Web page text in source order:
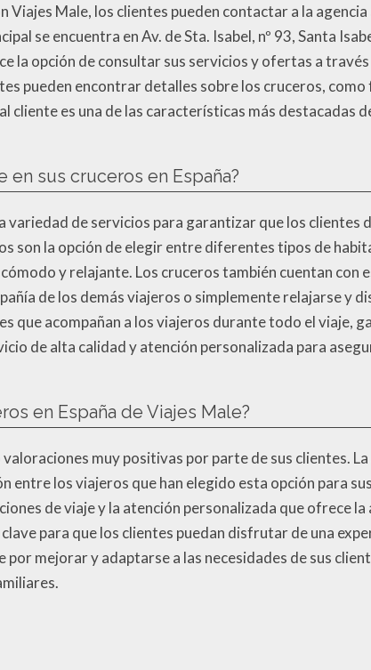
Viajes Male, los clientes pueden contactar a la
se encuentra en Av. de Sta. Isabel, nº 93, Santa
la opción de consultar sus servicios y ofertas a
pueden encontrar detalles sobre los cruceros, como
cliente es una de las características más destacadas
sus cruceros en España?
variedad de servicios para garantizar que los clientes
son la opción de elegir entre diferentes tipos de
y relajante. Los cruceros también cuentan con
de los demás viajeros o simplemente relajarse y
que acompañan a los viajeros durante todo el viaje,
de alta calidad y atención personalizada para
en España de Viajes Male?
muy positivas por parte de sus clientes.
entre los viajeros que han elegido esta opción para
de viaje y la atención personalizada que ofrece la
para que los clientes puedan disfrutar de una
mejorar y adaptarse a las necesidades de sus